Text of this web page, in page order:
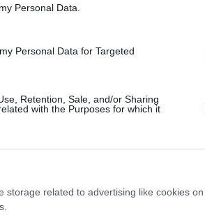
Personal Data.
Personal Data for Targeted
Retention, Sale, and/or Sharing
with the Purposes for which it
storage related to advertising like cookies on
bye